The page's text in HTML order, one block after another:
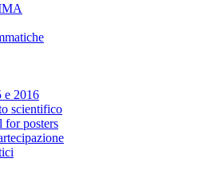
e 2016
scientifico
for posters